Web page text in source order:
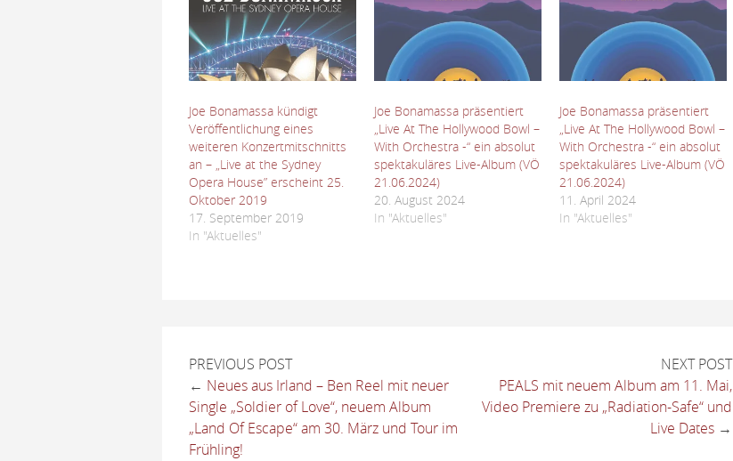
Joe Bonamassa kündigt
Veröffentlichung eines
weiteren Konzertmitschnitts
an – „Live at the Sydney
Opera House” erscheint 25.
Oktober 2019
17. September 2019
In "Aktuelles"
Joe Bonamassa präsentiert
„Live At The Hollywood Bowl –
With Orchestra -“ ein absolut
spektakuläres Live-Album (VÖ
21.06.2024)
20. August 2024
In "Aktuelles"
Joe Bonamassa präsentiert
„Live At The Hollywood Bowl –
With Orchestra -“ ein absolut
spektakuläres Live-Album (VÖ
21.06.2024)
11. April 2024
In "Aktuelles"
PREVIOUS POST
← Neues aus Irland – Ben Reel mit neuer
Single „Soldier of Love“, neuem Album
„Land Of Escape“ am 30. März und Tour im
Frühling!
NEXT POST
PEALS mit neuem Album am 11. Mai,
Video Premiere zu „Radiation-Safe“ und
Live Dates →